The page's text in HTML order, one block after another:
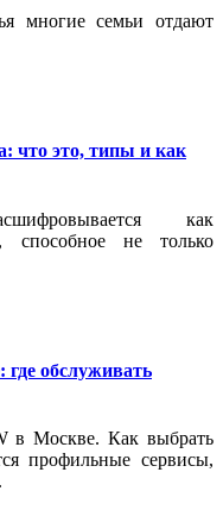
многие семьи отдают
что это, типы и как
как
способное не только
обслуживать
в Москве. Как выбрать
профильные сервисы,